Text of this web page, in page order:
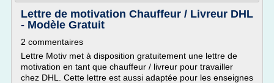
Lettre de motivation Chauffeur / Livreur DHL
- Modèle Gratuit
2 commentaires
Lettre Motiv met à disposition gratuitement une lettre de
motivation en tant que chauffeur / livreur pour travailler
chez DHL. Cette lettre est aussi adaptée pour les enseignes